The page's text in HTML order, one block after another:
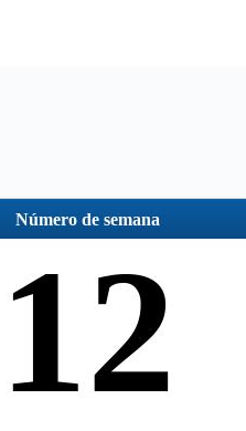
Número de semana
12